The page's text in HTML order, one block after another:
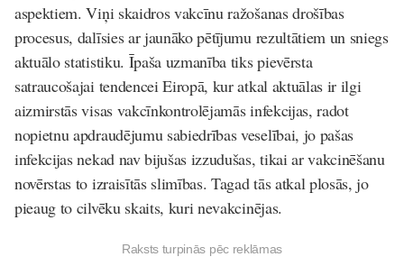
aspektiem. Viņi skaidros vakcīnu ražošanas drošības
procesus, dalīsies ar jaunāko pētījumu rezultātiem un sniegs
aktuālo statistiku. Īpaša uzmanība tiks pievērsta
satraucošajai tendencei Eiropā, kur atkal aktuālas ir ilgi
aizmirstās visas vakcīnkontrolējamās infekcijas, radot
nopietnu apdraudējumu sabiedrības veselībai, jo pašas
infekcijas nekad nav bijušas izzudušas, tikai ar vakcinēšanu
novērstas to izraisītās slimības. Tagad tās atkal plosās, jo
pieaug to cilvēku skaits, kuri nevakcinējas.
Raksts turpinās pēc reklāmas